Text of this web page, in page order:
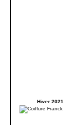
Hiver 2021